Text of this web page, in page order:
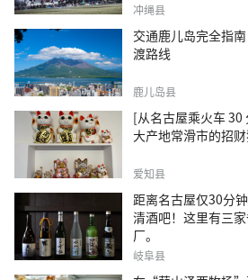
冲绳县
交通鹿儿岛完全指
渡路线
鹿儿岛县
[从名古屋乘火车 30
大产地常滑市的招财
爱知县
距离名古屋仅30分
清酒吧！这里有三
厂。
岐阜县